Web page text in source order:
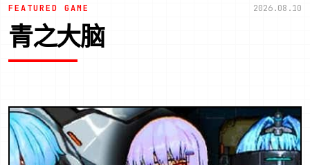
FEATURED GAME 2026.08.10
青之大脑